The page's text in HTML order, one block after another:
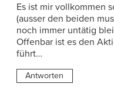
Es ist mir vollkommen
(ausser den beiden
noch immer untätig
Offenbar ist es den
führt…
Antworten